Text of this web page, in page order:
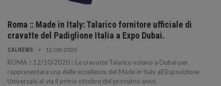
Roma :: Made in Italy: Talarico fornitore ufficiale di
cravatte del Padiglione Italia a Expo Dubai.
CALNEWS 12 Ott 2020
ROMA :: 12/10/2020 :: Le cravatte Talarico volano a Dubai per
rappresentare una delle eccellenze del Made in Italy all’Esposizione
Universale al via il primo ottobre del prossimo anno.